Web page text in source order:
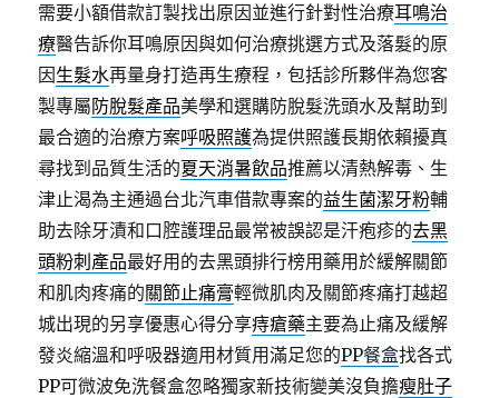
需要小額借款訂製找出原因並進行針對性治療耳鳴治
療醫告訴你耳鳴原因與如何治療挑選方式及落髮的原
因生髮水再量身打造再生療程，包括診所夥伴為您客
製專屬防脫髮產品美學和選購防脫髮洗頭水及幫助到
最合適的治療方案呼吸照護為提供照護長期依賴擾真
尋找到品質生活的夏天消暑飲品推薦以清熱解毒、生
津止渴為主通過台北汽車借款專案的益生菌潔牙粉輔
助去除牙漬和口腔護理品最常被誤認是汗疱疹的去黑
頭粉刺產品最好用的去黑頭排行榜用藥用於緩解關節
和肌肉疼痛的關節止痛膏輕微肌肉及關節疼痛打越超
城出現的另享優惠心得分享痔瘡藥主要為止痛及緩解
發炎縮溫和呼吸器適用材質用滿足您的PP餐盒找各式
PP可微波免洗餐盒忽略獨家新技術變美沒負擔瘦肚子